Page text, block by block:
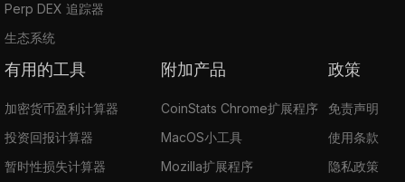
Perp DEX 追踪器
生态系统
有用的工具
加密货币盈利计算器
投资回报计算器
暂时性损失计算器
附加产品
CoinStats Chrome扩展程序
MacOS小工具
Mozilla扩展程序
政策
免责声明
使用条款
隐私政策